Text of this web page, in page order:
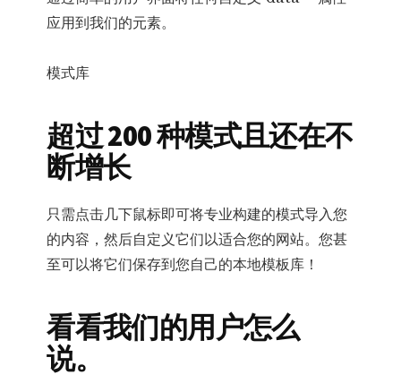
应用到我们的元素。
模式库
超过 200 种模式且还在不
断增长
只需点击几下鼠标即可将专业构建的模式导入您
的内容，然后自定义它们以适合您的网站。您甚
至可以将它们保存到您自己的本地模板库！
看看我们的用户怎么
说。